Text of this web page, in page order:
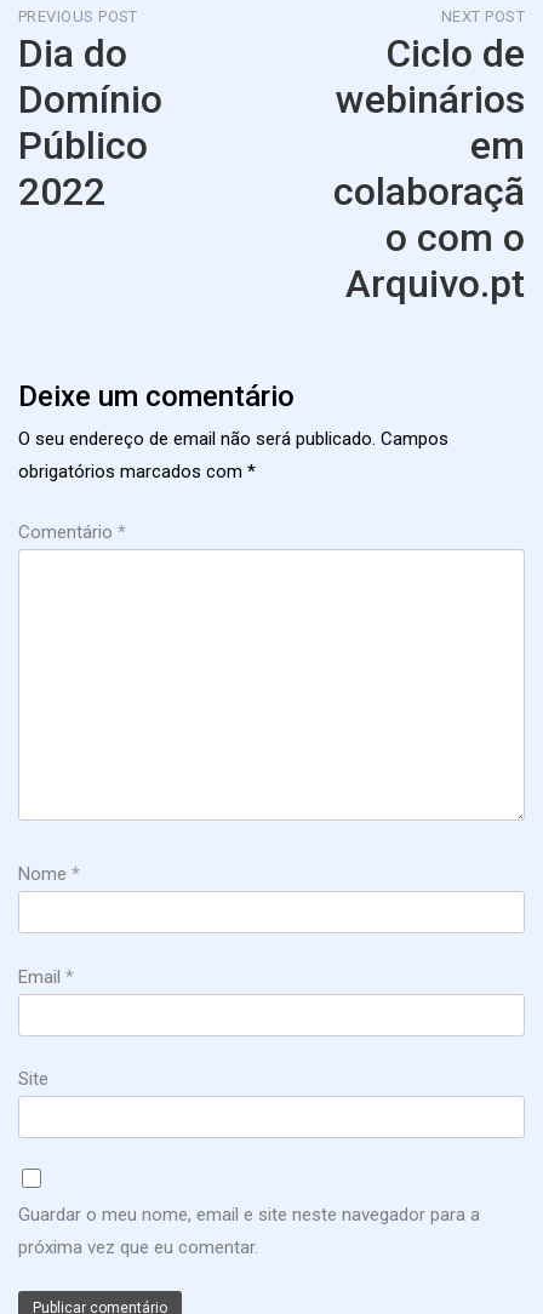
Navegação
de
artigos
PREVIOUS POST
Dia do
Domínio
Público
2022
NEXT POST
Ciclo de
webinários
em
colaboraçã
o com o
Arquivo.pt
Deixe um comentário
O seu endereço de email não será publicado. Campos
obrigatórios marcados com *
Comentário *
Nome *
Email *
Site
Guardar o meu nome, email e site neste navegador para a
próxima vez que eu comentar.